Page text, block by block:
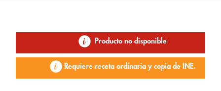
Producto no disponible
Requiere receta ordinaria y copia de INE.